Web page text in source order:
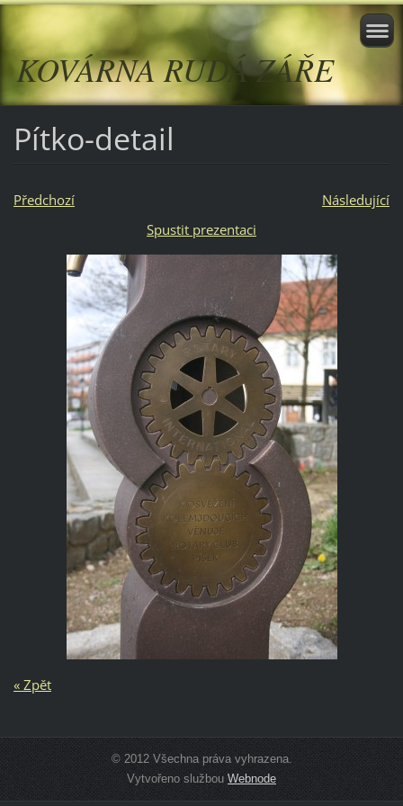
KOVÁRNA RUDÁ ZÁŘE
Pítko-detail
Předchozí
Následující
Spustit prezentaci
« Zpět
© 2012 Všechna práva vyhrazena.
Vytvořeno službouWebnode